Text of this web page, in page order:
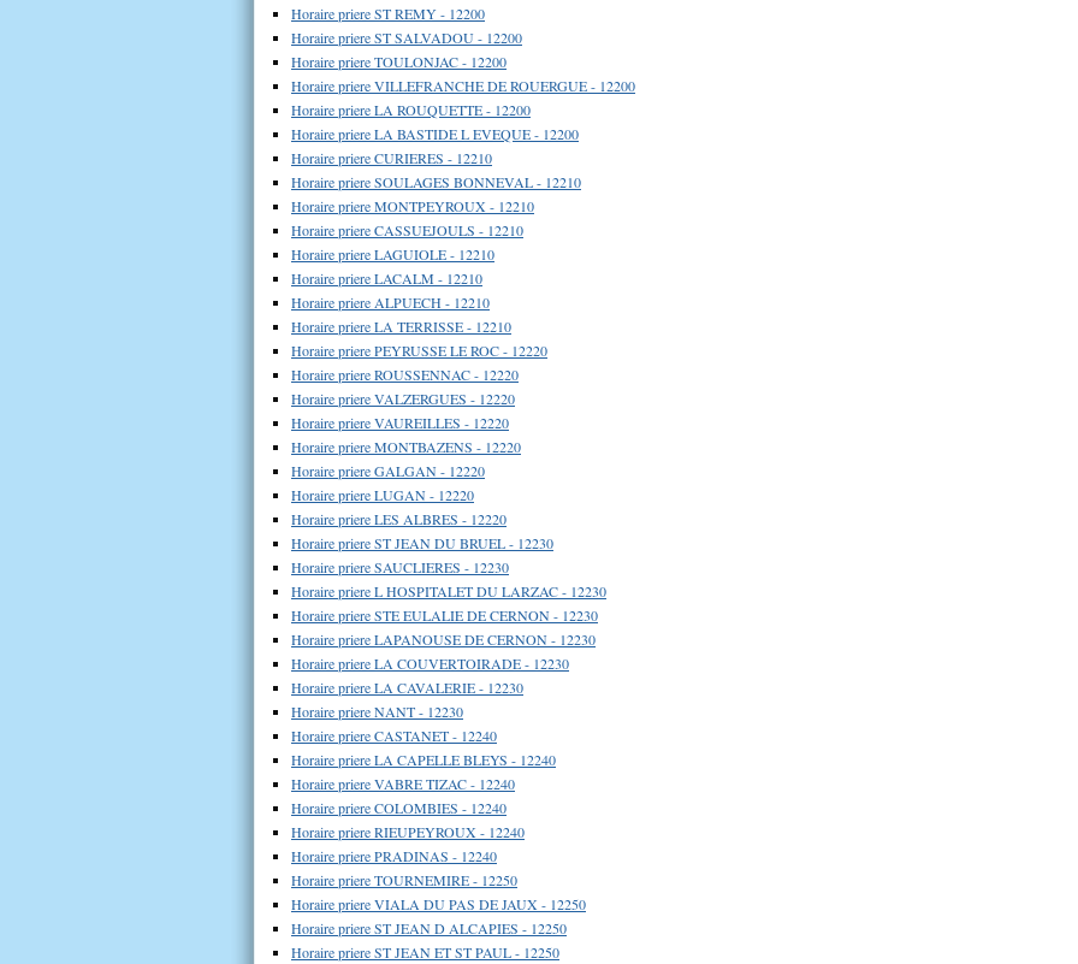
Horaire priere ST REMY - 12200
Horaire priere ST SALVADOU - 12200
Horaire priere TOULONJAC - 12200
Horaire priere VILLEFRANCHE DE ROUERGUE - 12200
Horaire priere LA ROUQUETTE - 12200
Horaire priere LA BASTIDE L EVEQUE - 12200
Horaire priere CURIERES - 12210
Horaire priere SOULAGES BONNEVAL - 12210
Horaire priere MONTPEYROUX - 12210
Horaire priere CASSUEJOULS - 12210
Horaire priere LAGUIOLE - 12210
Horaire priere LACALM - 12210
Horaire priere ALPUECH - 12210
Horaire priere LA TERRISSE - 12210
Horaire priere PEYRUSSE LE ROC - 12220
Horaire priere ROUSSENNAC - 12220
Horaire priere VALZERGUES - 12220
Horaire priere VAUREILLES - 12220
Horaire priere MONTBAZENS - 12220
Horaire priere GALGAN - 12220
Horaire priere LUGAN - 12220
Horaire priere LES ALBRES - 12220
Horaire priere ST JEAN DU BRUEL - 12230
Horaire priere SAUCLIERES - 12230
Horaire priere L HOSPITALET DU LARZAC - 12230
Horaire priere STE EULALIE DE CERNON - 12230
Horaire priere LAPANOUSE DE CERNON - 12230
Horaire priere LA COUVERTOIRADE - 12230
Horaire priere LA CAVALERIE - 12230
Horaire priere NANT - 12230
Horaire priere CASTANET - 12240
Horaire priere LA CAPELLE BLEYS - 12240
Horaire priere VABRE TIZAC - 12240
Horaire priere COLOMBIES - 12240
Horaire priere RIEUPEYROUX - 12240
Horaire priere PRADINAS - 12240
Horaire priere TOURNEMIRE - 12250
Horaire priere VIALA DU PAS DE JAUX - 12250
Horaire priere ST JEAN D ALCAPIES - 12250
Horaire priere ST JEAN ET ST PAUL - 12250